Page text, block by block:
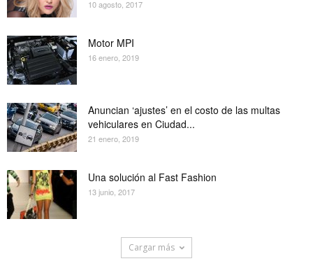
10 agosto, 2017
Motor MPI
16 enero, 2019
Anuncian ‘ajustes’ en el costo de las multas
vehiculares en Ciudad...
21 enero, 2019
Una solución al Fast Fashion
13 junio, 2017
Cargar más